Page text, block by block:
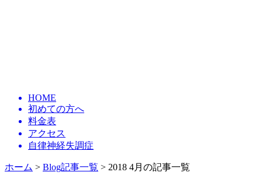
HOME
初めての方へ
料金表
アクセス
自律神経失調症
ホーム > Blog記事一覧 > 2018 4月の記事一覧